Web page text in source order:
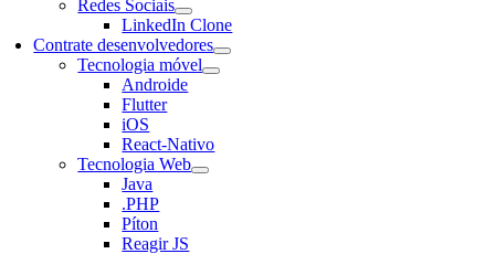
Redes Sociais
LinkedIn Clone
Contrate desenvolvedores
Tecnologia móvel
Androide
Flutter
iOS
React-Nativo
Tecnologia Web
Java
.PHP
Píton
Reagir JS